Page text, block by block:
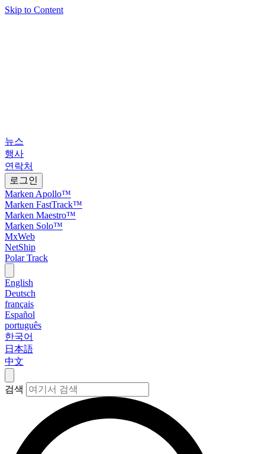
Skip to Content
뉴스
행사
연락처
로그인
Marken Apollo™
Marken FastTrack™
Marken Maestro™
Marken Solo™
MxWeb
NetShip
Polar Track
English
Deutsch
français
Español
português
한국어
日本語
中文
검색